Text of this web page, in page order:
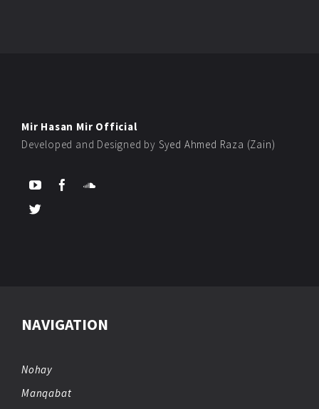
Mir Hasan Mir Official
Developed and Designed by Syed Ahmed Raza (Zain)
NAVIGATION
Nohay
Manqabat